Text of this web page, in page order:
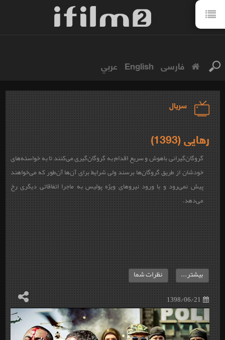
فارسی English عربي
سریال
رهایی (1393)
گروگان‌گیرانی باهوش و سریع اقدام به گروگان‌گیری می‌کنند تا به خواسته‌های
خودشان از طریق گروگان‌ها برسند ولی شرایط برای آن‌ها آن‌طور که می‌خواهند
پیش نمی‌رود و با ورود نیروهای ویژه پولیس به ماجرا اتفاقاتی دیگری رخ
می‌دهد.
1398/06/21
بیشتر... نظرات شما